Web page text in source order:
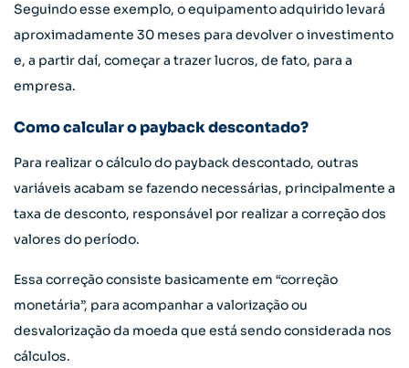
Seguindo esse exemplo, o equipamento adquirido levará
aproximadamente 30 meses para devolver o investimento
e, a partir daí, começar a trazer lucros, de fato, para a
empresa.
Como calcular o payback descontado?
Para realizar o cálculo do payback descontado, outras
variáveis acabam se fazendo necessárias, principalmente a
taxa de desconto, responsável por realizar a correção dos
valores do período.
Essa correção consiste basicamente em “correção
monetária”, para acompanhar a valorização ou
desvalorização da moeda que está sendo considerada nos
cálculos.